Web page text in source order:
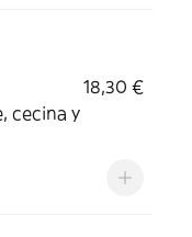
18,30 €
cecina y